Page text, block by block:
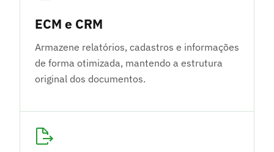
ECM e CRM
Armazene relatórios, cadastros e informações
de forma otimizada, mantendo a estrutura
original dos documentos.